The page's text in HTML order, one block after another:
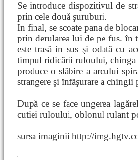
Se introduce dispozitivul de
prin cele două şuruburi.
In final, se scoate pana de
prin derularea lui de pe fus.
este trasă in sus şi odată cu
timpul ridicării ruloului, chinga
produce o slăbire a arcului
strangere şi înfăşurare a chingii
După ce se face ungerea
cutiei ruloului, oblonul rulant
sursa imaginii http://